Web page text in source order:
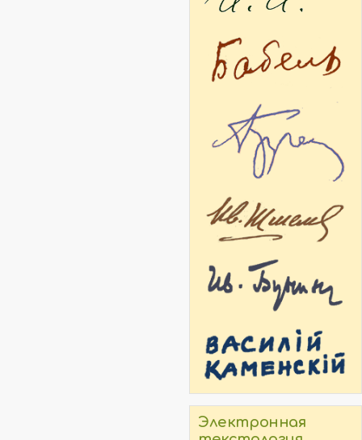
Электронная